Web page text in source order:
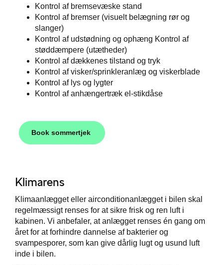
Kontrol af bremsevæske stand
Kontrol af bremser (visuelt belægning rør og
slanger)
Kontrol af udstødning og ophæng Kontrol af
støddæmpere (utætheder)
Kontrol af dækkenes tilstand og tryk
Kontrol af visker/sprinkleranlæg og viskerblade
Kontrol af lys og lygter
Kontrol af anhængertræk el-stikdåse
Book sommertjek
Klimarens
Klimaanlægget eller airconditionanlægget i bilen skal
regelmæssigt renses for at sikre frisk og ren luft i
kabinen. Vi anbefaler, at anlægget renses én gang om
året for at forhindre dannelse af bakterier og
svampesporer, som kan give dårlig lugt og usund luft
inde i bilen.